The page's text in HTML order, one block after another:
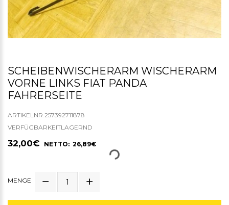
SCHEIBENWISCHERARM WISCHERARM
VORNE LINKS FIAT PANDA
FAHRERSEITE
ARTIKELNR.257392711878
VERFÜGBARKEITLAGERND
32,00€ NETTO: 26,89€
MENGE